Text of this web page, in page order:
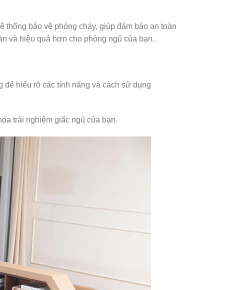
bảo vệ phòng cháy, giúp đảm bảo an toàn
và hiệu quả hơn cho phòng ngủ của bạn.
hiểu rõ các tính năng và cách sử dụng
trải nghiệm giấc ngủ của bạn.